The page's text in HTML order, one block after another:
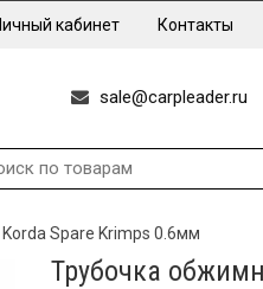
кабинет Контакты
sale@carpleader.ru
Spare Krimps 0.6мм
Трубочка